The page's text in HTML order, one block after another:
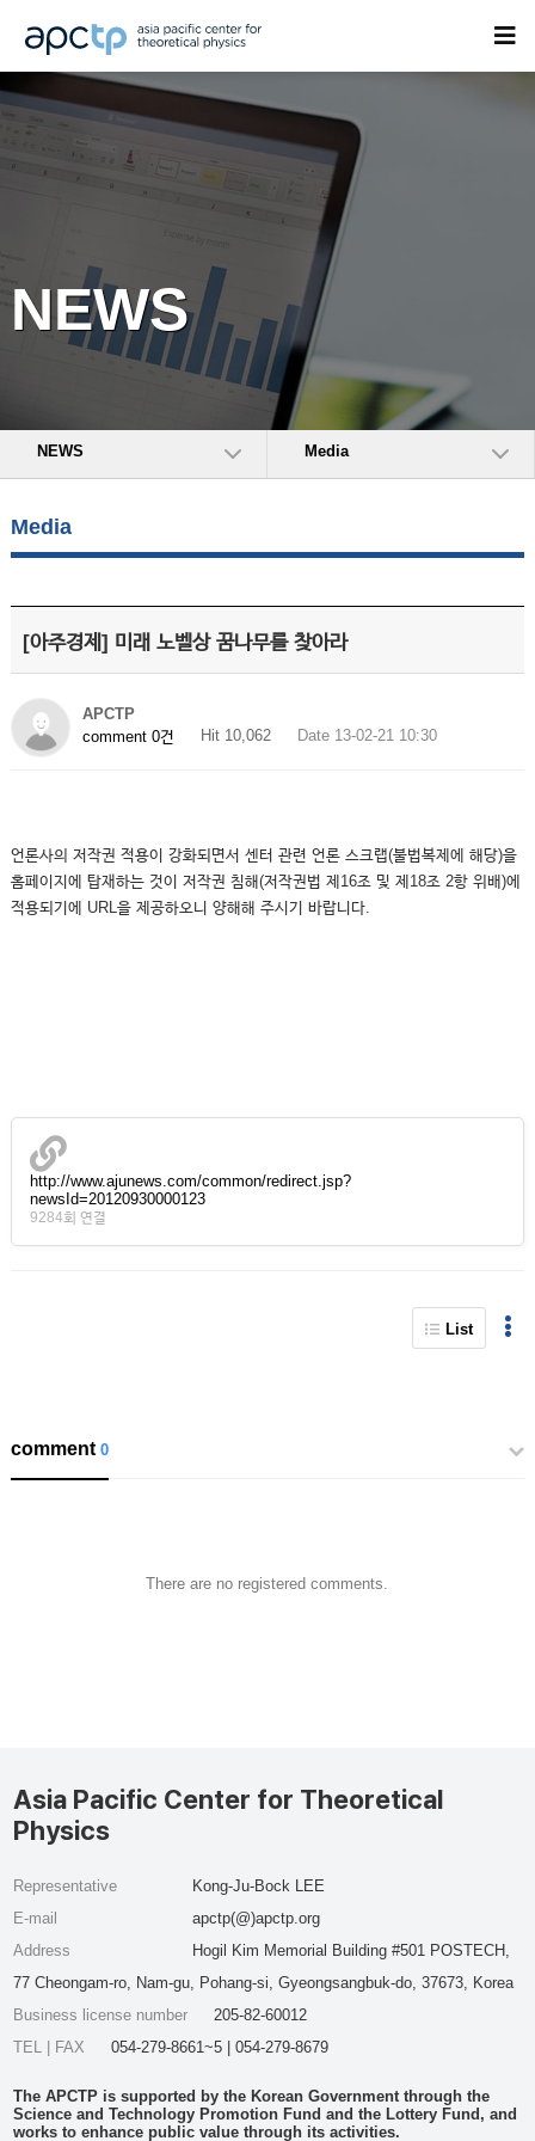
NEWS
NEWS Media
Media
[아주경제] 미래 노벨상 꿈나무를 찾아라
APCTP
comment 0건
Hit 10,062 Date 13-02-21 10:30
언론사의 저작권 적용이 강화되면서 센터 관련 언론 스크랩(불법복제에 해당)을
홈페이지에 탑재하는 것이 저작권 침해(저작권법 제16조 및 제18조 2항 위배)에
적용되기에 URL을 제공하오니 양해해 주시기 바랍니다.
http://www.ajunews.com/common/redirect.jsp?
newsId=20120930000123
9284회 연결
List
comment0
There are no registered comments.
Asia Pacific Center for Theoretical
Physics
Representative
Kong-Ju-Bock LEE
E-mail
apctp(@)apctp.org
Address
Hogil Kim Memorial Building #501 POSTECH,
77 Cheongam-ro, Nam-gu, Pohang-si, Gyeongsangbuk-do, 37673, Korea
Business license number
205-82-60012
TEL | FAX
054-279-8661~5 | 054-279-8679
The APCTP is supported by the Korean Government through the
Science and Technology Promotion Fund and the Lottery Fund, and
works to enhance public value through its activities.